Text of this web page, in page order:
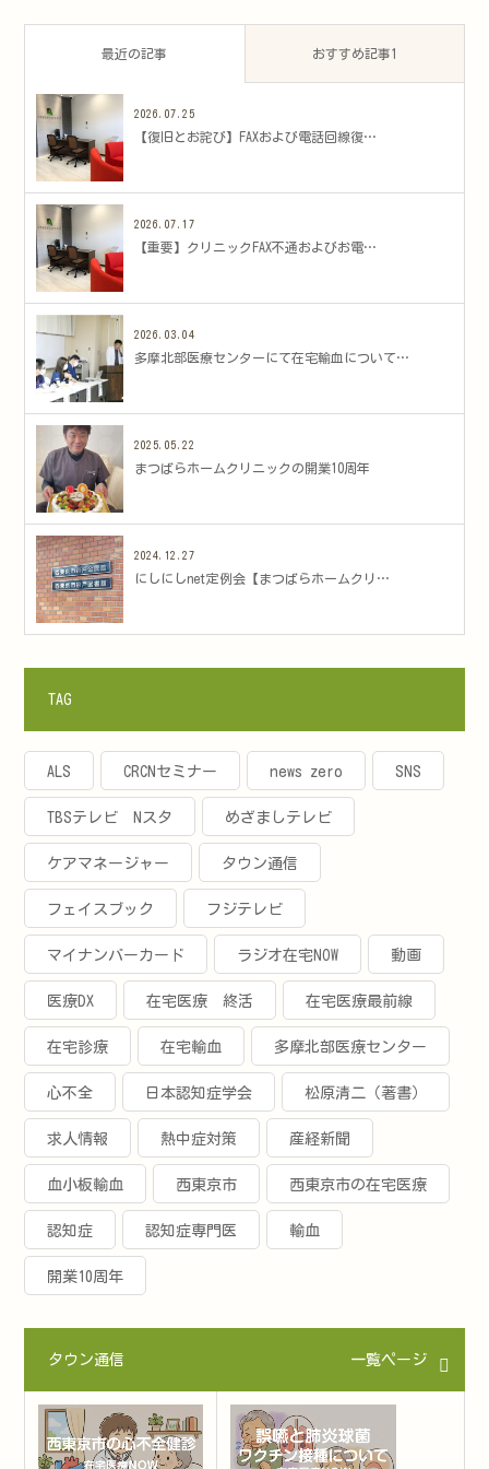
最近の記事 おすすめ記事1
2026.07.25
​【復旧とお詫び】FAXおよび電話回線復…
2026.07.17
​【重要】クリニックFAX不通およびお電…
2026.03.04
多摩北部医療センターにて在宅輸血について…
2025.05.22
まつばらホームクリニックの開業10周年
2024.12.27
にしにしnet定例会【まつばらホームクリ…
TAG
ALS CRCNセミナー news zero SNS
TBSテレビ Nスタ めざましテレビ
ケアマネージャー タウン通信
フェイスブック フジテレビ
マイナンバーカード ラジオ在宅NOW 動画
医療DX 在宅医療 終活 在宅医療最前線
在宅診療 在宅輸血 多摩北部医療センター
心不全 日本認知症学会 松原清二（著書）
求人情報 熱中症対策 産経新聞
血小板輸血 西東京市 西東京市の在宅医療
認知症 認知症専門医 輸血
開業10周年
タウン通信 一覧ページ